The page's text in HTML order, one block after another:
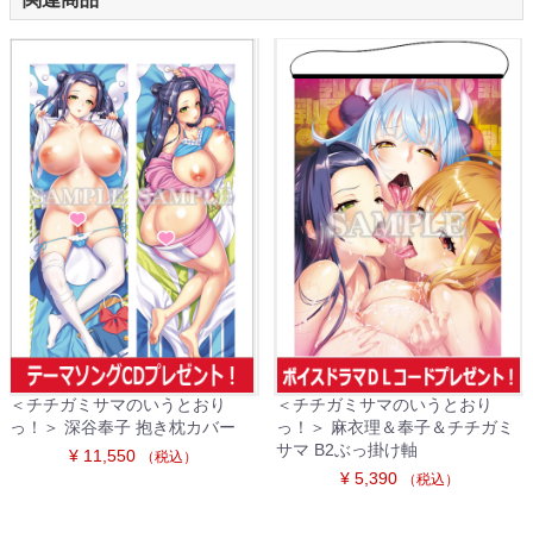
＜チチガミサマのいうとおり
っ！＞ 深谷奉子 抱き枕カバー
¥ 11,550
（税込）
＜チチガミサマのいうとおり
っ！＞ 麻衣理＆奉子＆チチガミ
サマ B2ぶっ掛け軸
¥ 5,390
（税込）